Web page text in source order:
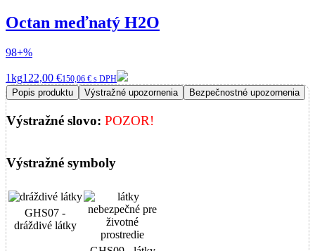
Octan meďnatý H2O
98+%
1kg122,00 €150,06 € s DPH
Popis produktu Výstražné upozornenia Bezpečnostné upozornenia
Výstražné slovo: POZOR!
Výstražné symboly
GHS07 -
dráždivé látky